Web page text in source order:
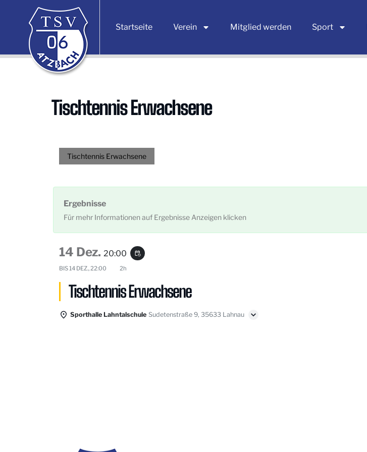
Startseite Verein Mitglied werden Sport
Tischtennis Erwachsene
Tischtennis Erwachsene
Ergebnisse
Für mehr Informationen auf Ergebnisse Anzeigen klicken
14 Dez. 20:00 event_repeat
BIS14 DEZ., 22:00 2h
Tischtennis Erwachsene
Sporthalle Lahntalschule Sudetenstraße 9, 35633 Lahnau